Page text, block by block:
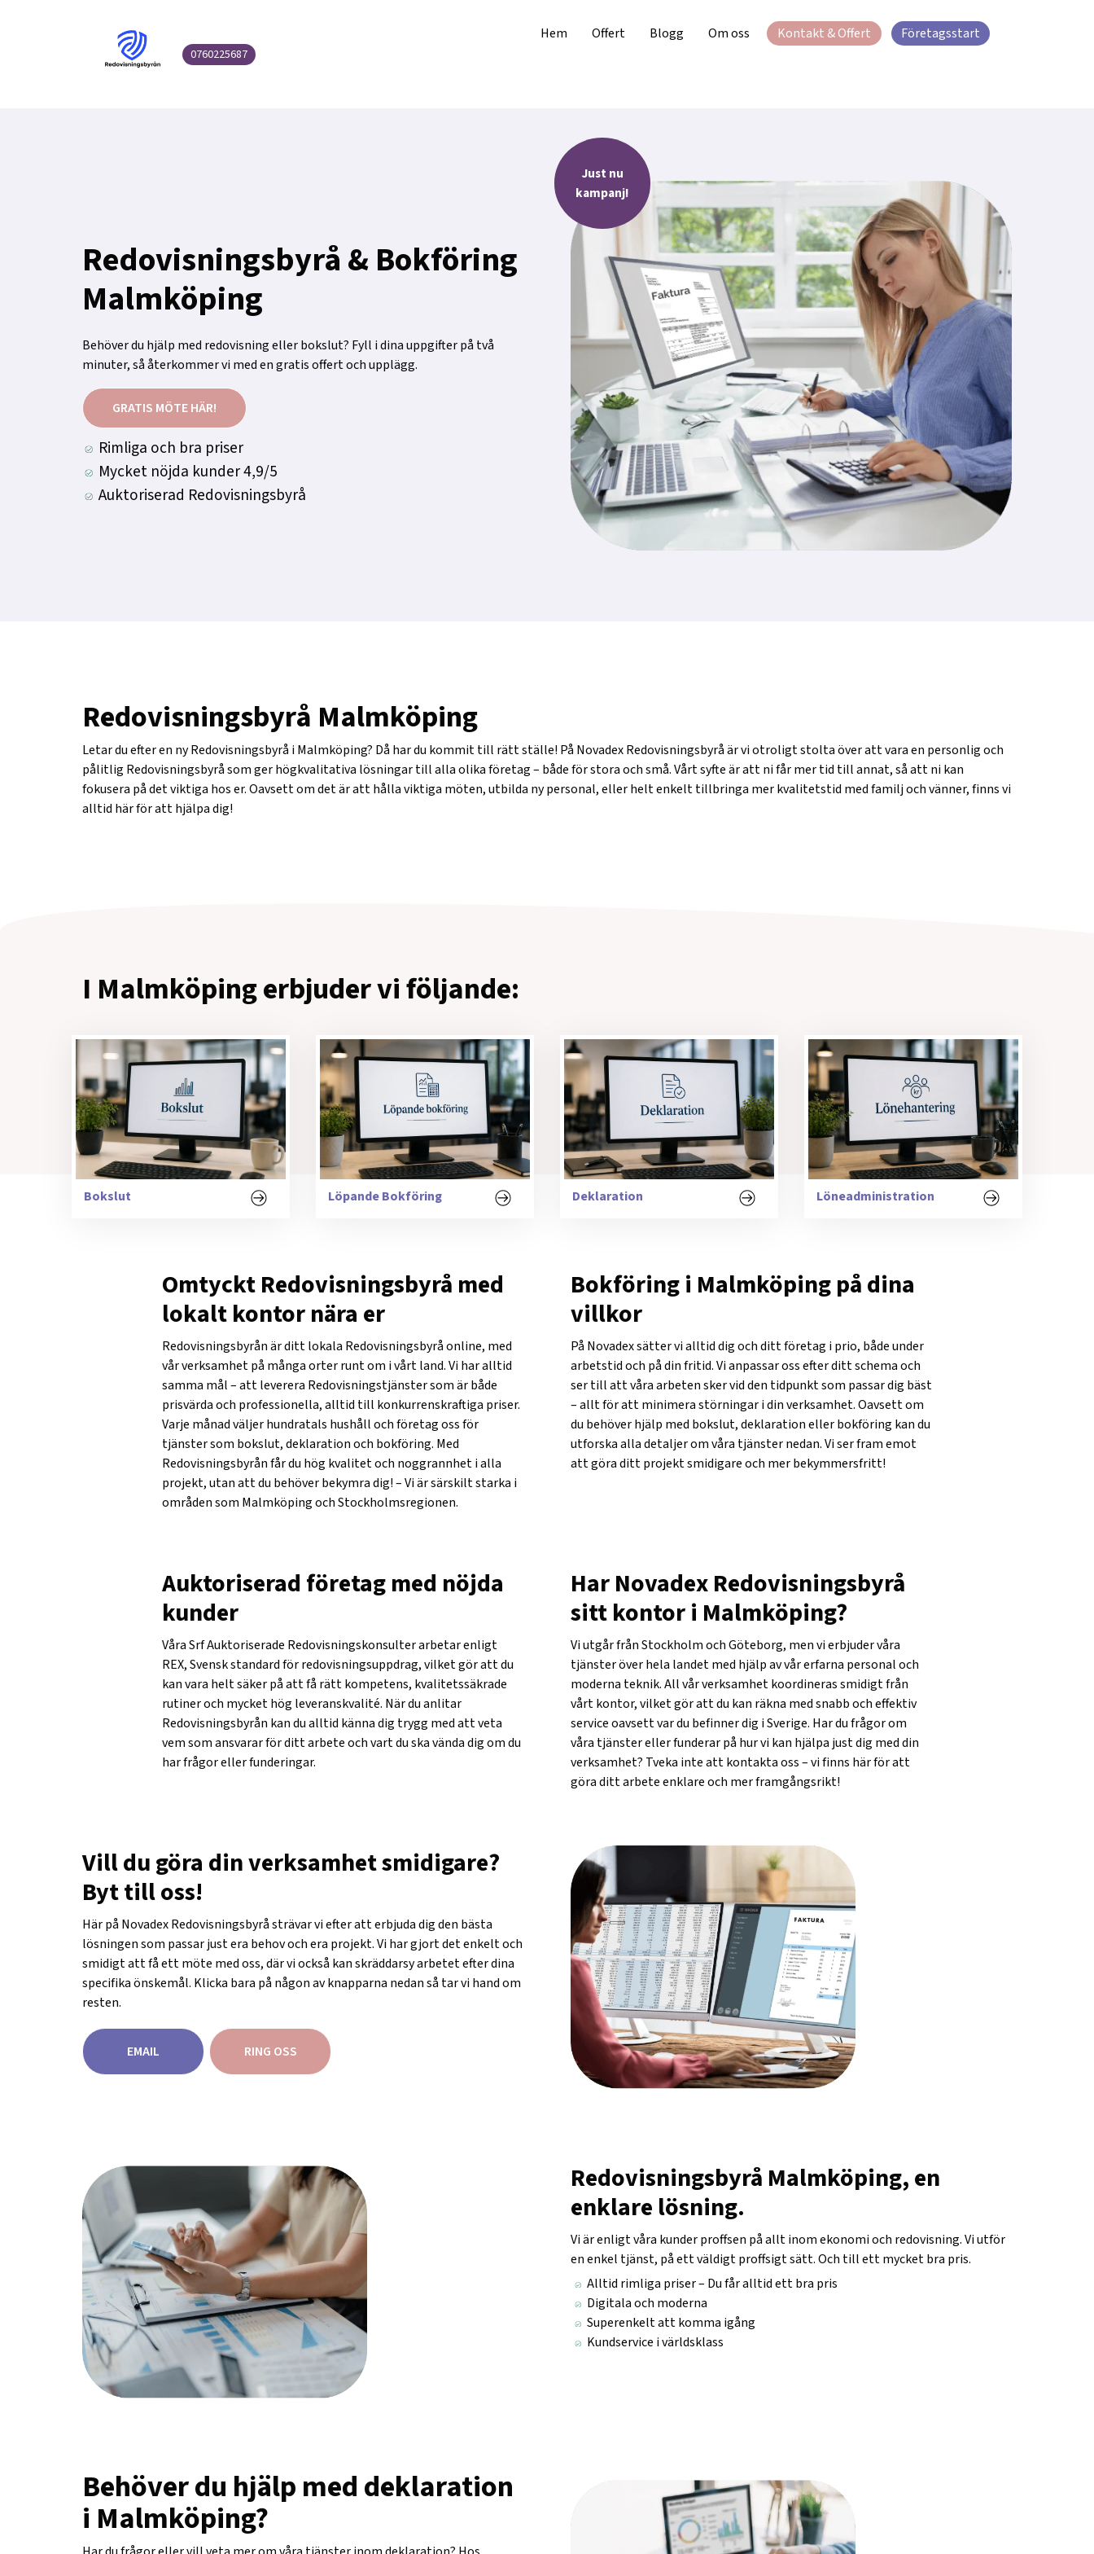
0760225687
Hem Offert Blogg Om oss Kontakt & Offert Företagsstart
Redovisningsbyrå & Bokföring
Malmköping
Behöver du hjälp med redovisning eller bokslut? Fyll i dina uppgifter på två
minuter, så återkommer vi med en gratis offert och upplägg.
GRATIS MÖTE HÄR!
Rimliga och bra priser
Mycket nöjda kunder 4,9/5
Auktoriserad Redovisningsbyrå
Just nu
kampanj!
Redovisningsbyrå Malmköping
Letar du efter en ny Redovisningsbyrå i Malmköping? Då har du kommit till rätt ställe! På Novadex Redovisningsbyrå är vi otroligt stolta över att vara en personlig och
pålitlig Redovisningsbyrå som ger högkvalitativa lösningar till alla olika företag – både för stora och små. Vårt syfte är att ni får mer tid till annat, så att ni kan
fokusera på det viktiga hos er. Oavsett om det är att hålla viktiga möten, utbilda ny personal, eller helt enkelt tillbringa mer kvalitetstid med familj och vänner, finns vi
alltid här för att hjälpa dig!
I Malmköping erbjuder vi följande:
Bokslut Löpande Bokföring Deklaration Löneadministration
Omtyckt Redovisningsbyrå med
lokalt kontor nära er
Redovisningsbyrån är ditt lokala Redovisningsbyrå online, med
vår verksamhet på många orter runt om i vårt land. Vi har alltid
samma mål – att leverera Redovisningstjänster som är både
prisvärda och professionella, alltid till konkurrenskraftiga priser.
Varje månad väljer hundratals hushåll och företag oss för
tjänster som bokslut, deklaration och bokföring. Med
Redovisningsbyrån får du hög kvalitet och noggrannhet i alla
projekt, utan att du behöver bekymra dig! – Vi är särskilt starka i
områden som Malmköping och Stockholmsregionen.
Bokföring i Malmköping på dina
villkor
På Novadex sätter vi alltid dig och ditt företag i prio, både under
arbetstid och på din fritid. Vi anpassar oss efter ditt schema och
ser till att våra arbeten sker vid den tidpunkt som passar dig bäst
– allt för att minimera störningar i din verksamhet. Oavsett om
du behöver hjälp med bokslut, deklaration eller bokföring kan du
utforska alla detaljer om våra tjänster nedan. Vi ser fram emot
att göra ditt projekt smidigare och mer bekymmersfritt!
Auktoriserad företag med nöjda
kunder
Våra Srf Auktoriserade Redovisningskonsulter arbetar enligt
REX, Svensk standard för redovisningsuppdrag, vilket gör att du
kan vara helt säker på att få rätt kompetens, kvalitetssäkrade
rutiner och mycket hög leveranskvalité. När du anlitar
Redovisningsbyrån kan du alltid känna dig trygg med att veta
vem som ansvarar för ditt arbete och vart du ska vända dig om du
har frågor eller funderingar.
Har Novadex Redovisningsbyrå
sitt kontor i Malmköping?
Vi utgår från Stockholm och Göteborg, men vi erbjuder våra
tjänster över hela landet med hjälp av vår erfarna personal och
moderna teknik. All vår verksamhet koordineras smidigt från
vårt kontor, vilket gör att du kan räkna med snabb och effektiv
service oavsett var du befinner dig i Sverige. Har du frågor om
våra tjänster eller funderar på hur vi kan hjälpa just dig med din
verksamhet? Tveka inte att kontakta oss – vi finns här för att
göra ditt arbete enklare och mer framgångsrikt!
Vill du göra din verksamhet smidigare?
Byt till oss!
Här på Novadex Redovisningsbyrå strävar vi efter att erbjuda dig den bästa
lösningen som passar just era behov och era projekt. Vi har gjort det enkelt och
smidigt att få ett möte med oss, där vi också kan skräddarsy arbetet efter dina
specifika önskemål. Klicka bara på någon av knapparna nedan så tar vi hand om
resten.
EMAIL RING OSS
Redovisningsbyrå Malmköping, en
enklare lösning.
Vi är enligt våra kunder proffsen på allt inom ekonomi och redovisning. Vi utför
en enkel tjänst, på ett väldigt proffsigt sätt. Och till ett mycket bra pris.
Alltid rimliga priser – Du får alltid ett bra pris
Digitala och moderna
Superenkelt att komma igång
Kundservice i världsklass
Behöver du hjälp med deklaration
i Malmköping?